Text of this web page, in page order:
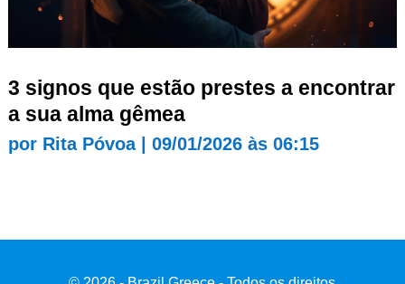
3 signos que estão prestes a encontrar
a sua alma gêmea
por Rita Póvoa| 09/01/2026 às 06:15